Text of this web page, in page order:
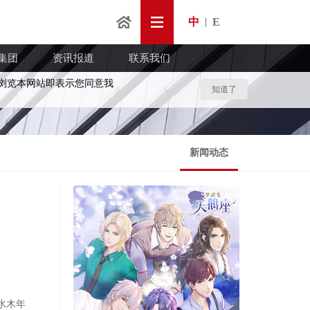
览本网站即表示您同意我
知道了
中 E
团 资讯报道 联系我们
新闻动态
木年